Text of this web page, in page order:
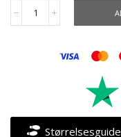
Størrelsesguide